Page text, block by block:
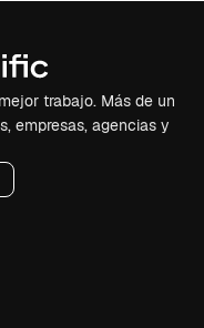
trabajo. Más de un
empresas, agencias y